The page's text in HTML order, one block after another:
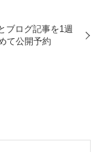
ブログ記事を1週
て公開予約